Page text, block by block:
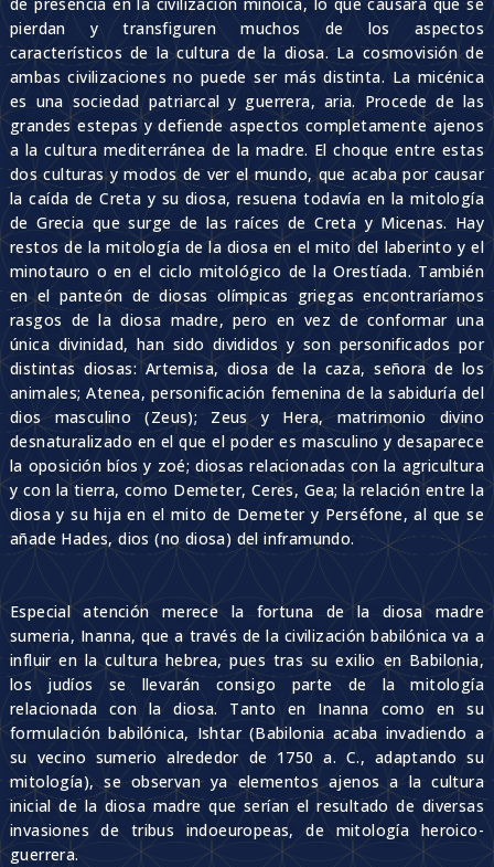
pierdan y transfiguren muchos de los aspectos
característicos de la cultura de la diosa. La cosmovisión de
ambas civilizaciones no puede ser más distinta. La micénica
es una sociedad patriarcal y guerrera, aria. Procede de las
grandes estepas y defiende aspectos completamente ajenos
a la cultura mediterránea de la madre. El choque entre estas
dos culturas y modos de ver el mundo, que acaba por causar
la caída de Creta y su diosa, resuena todavía en la mitología
de Grecia que surge de las raíces de Creta y Micenas. Hay
restos de la mitología de la diosa en el mito del laberinto y el
minotauro o en el ciclo mitológico de la Orestíada. También
en el panteón de diosas olímpicas griegas encontraríamos
rasgos de la diosa madre, pero en vez de conformar una
única divinidad, han sido divididos y son personificados por
distintas diosas: Artemisa, diosa de la caza, señora de los
animales; Atenea, personificación femenina de la sabiduría del
dios masculino (Zeus); Zeus y Hera, matrimonio divino
desnaturalizado en el que el poder es masculino y desaparece
la oposición bíos y zoé; diosas relacionadas con la agricultura
y con la tierra, como Demeter, Ceres, Gea; la relación entre la
diosa y su hija en el mito de Demeter y Perséfone, al que se
añade Hades, dios (no diosa) del inframundo.
Especial atención merece la fortuna de la diosa madre
sumeria, Inanna, que a través de la civilización babilónica va a
influir en la cultura hebrea, pues tras su exilio en Babilonia,
los judíos se llevarán consigo parte de la mitología
relacionada con la diosa. Tanto en Inanna como en su
formulación babilónica, Ishtar (Babilonia acaba invadiendo a
su vecino sumerio alrededor de 1750 a. C., adaptando su
mitología), se observan ya elementos ajenos a la cultura
inicial de la diosa madre que serían el resultado de diversas
invasiones de tribus indoeuropeas, de mitología heroico-
guerrera.